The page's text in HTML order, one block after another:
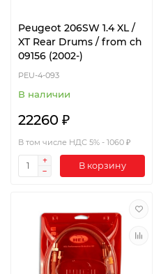
Peugeot 206SW 1.4 XL /
XT Rear Drums / from ch
09156 (2002-)
PEU-4-093
В наличии
22260 ₽
В том числе НДС 5% - 1060 ₽
В корзину